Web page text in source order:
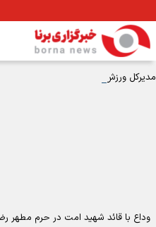
مدیرکل ورزش و جوانان همدان: نیازمند
وداع با قائد شهید امت در حرم مطهر